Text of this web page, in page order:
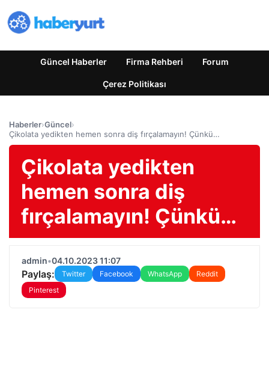
Güncel Haberler Firma Rehberi Forum
Çerez Politikası
Haberler›Güncel›
Çikolata yedikten hemen sonra diş fırçalamayın! Çünkü…
Çikolata yedikten
hemen sonra diş
fırçalamayın! Çünkü…
admin•04.10.2023 11:07
Paylaş: Twitter Facebook WhatsApp
Reddit
Pinterest